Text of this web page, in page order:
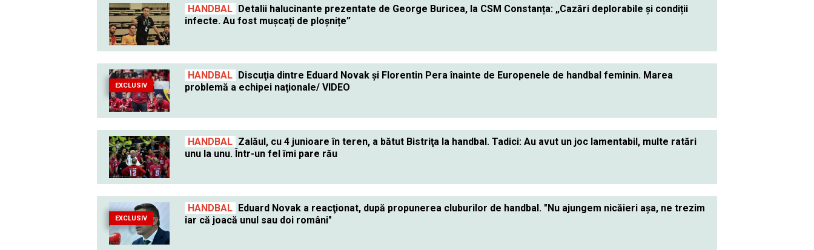
HANDBAL Detalii halucinante prezentate de George Buricea, la CSM Constanța: „Cazări deplorabile și condiții
infecte. Au fost mușcați de ploșnițe”
EXCLUSIV
HANDBAL Discuţia dintre Eduard Novak şi Florentin Pera înainte de Europenele de handbal feminin. Marea
problemă a echipei naţionale/ VIDEO
HANDBAL Zalăul, cu 4 junioare în teren, a bătut Bistriţa la handbal. Tadici: Au avut un joc lamentabil, multe ratări
unu la unu. Într-un fel îmi pare rău
EXCLUSIV
HANDBAL Eduard Novak a reacţionat, după propunerea cluburilor de handbal. "Nu ajungem nicăieri aşa, ne trezim
iar că joacă unul sau doi români"